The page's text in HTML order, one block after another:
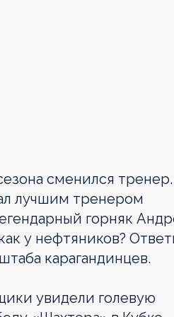
сменился тренер.
лучшим тренером
горняк
у нефтяников?
карагандинцев.
увидели голевую